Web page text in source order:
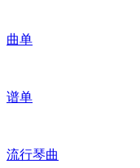
曲单
谱单
流行琴曲